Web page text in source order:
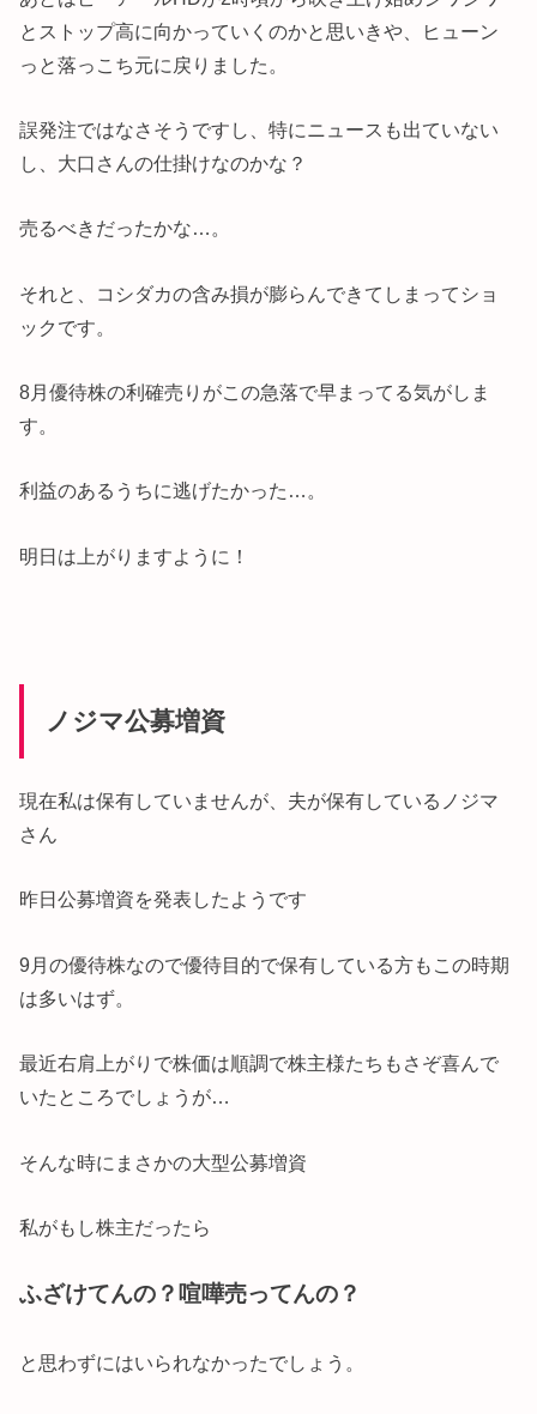
とストップ高に向かっていくのかと思いきや、ヒューン
っと落っこち元に戻りました。
誤発注ではなさそうですし、特にニュースも出ていない
し、大口さんの仕掛けなのかな？
売るべきだったかな…。
それと、コシダカの含み損が膨らんできてしまってショ
ックです。
8月優待株の利確売りがこの急落で早まってる気がしま
す。
利益のあるうちに逃げたかった…。
明日は上がりますように！
ノジマ公募増資
現在私は保有していませんが、夫が保有しているノジマ
さん
昨日公募増資を発表したようです
9月の優待株なので優待目的で保有している方もこの時期
は多いはず。
最近右肩上がりで株価は順調で株主様たちもさぞ喜んで
いたところでしょうが…
そんな時にまさかの大型公募増資
私がもし株主だったら
ふざけてんの？喧嘩売ってんの？
と思わずにはいられなかったでしょう。